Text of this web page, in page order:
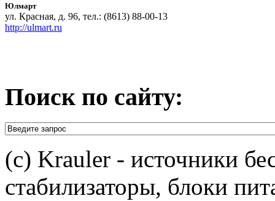
Юлмарт
ул. Красная, д. 96, тел.: (8613) 88-00-13
http://ulmart.ru
Поиск по сайту:
(c) Krauler - источники
стабилизаторы, блоки